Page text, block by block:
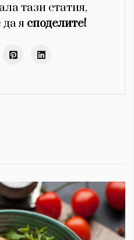
тази статия,
я споделите!